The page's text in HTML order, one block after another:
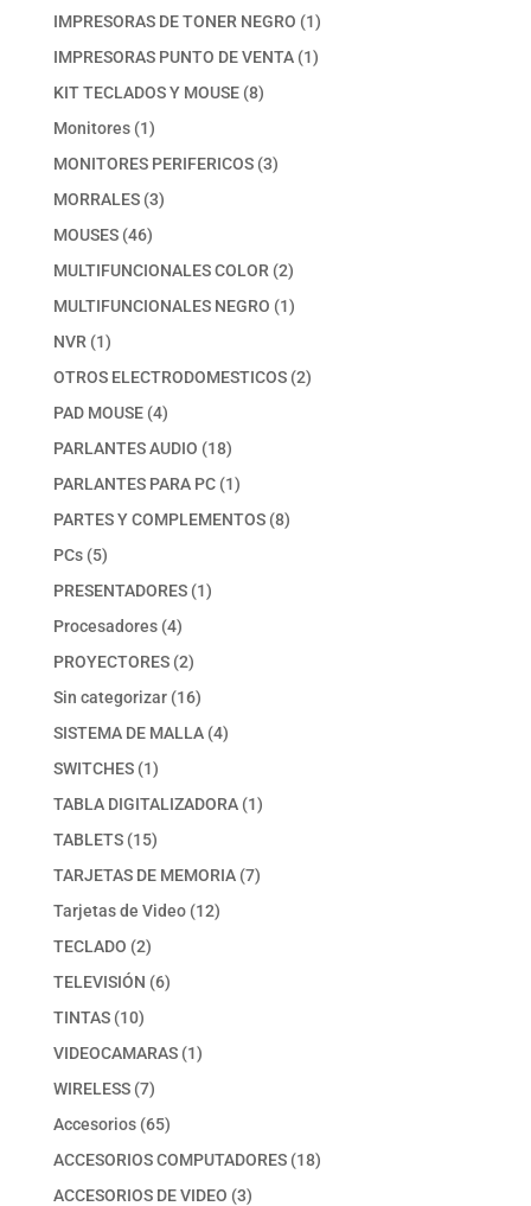
productos
IMPRESORAS DE TONER NEGRO 11
producto
IMPRESORAS PUNTO DE VENTA 11
KIT TECLADOS Y MOUSE 88
Monitores 11
producto
MONITORES PERIFERICOS 33
MORRALES 33
MOUSES 4646
productos
MULTIFUNCIONALES COLOR 22
productos
MULTIFUNCIONALES NEGRO 11
NVR 11
producto
OTROS ELECTRODOMESTICOS 22
PAD MOUSE 44
productos
PARLANTES AUDIO 1818
productos
PARLANTES PARA PC 11
producto
PARTES Y COMPLEMENTOS 88
PCs 55
productos
PRESENTADORES 11
Procesadores 44
productos
PROYECTORES 22
productos
Sin categorizar 1616
productos
SISTEMA DE MALLA 44
SWITCHES 11
producto
TABLA DIGITALIZADORA 11
TABLETS 1515
productos
TARJETAS DE MEMORIA 77
Tarjetas de Video 1212
TECLADO 22
productos
TELEVISIÓN 66
TINTAS 1010
productos
VIDEOCAMARAS 11
WIRELESS 77
productos
Accesorios 6565
productos
ACCESORIOS COMPUTADORES 1818
ACCESORIOS DE VIDEO 33